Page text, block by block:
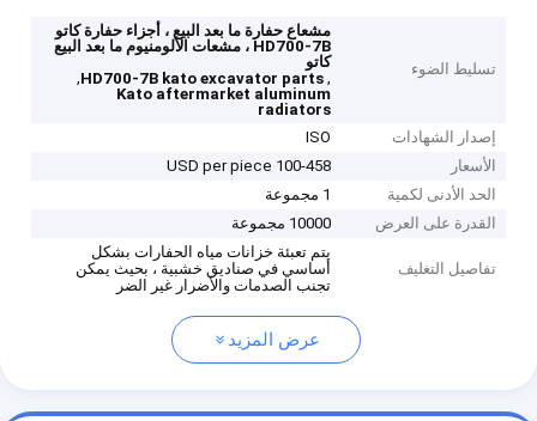
تسليط الضوء
مشعاع حفارة ما بعد البيع ، أجزاء حفارة كاتو
HD700-7B ، مشعات الألومنيوم ما بعد البيع
كاتو
,
HD700-7B kato excavator parts
,
Kato aftermarket aluminum
radiators
إصدار الشهادات
ISO
الأسعار
100-458 USD per piece
الحد الأدنى لكمية
1 مجموعة
القدرة على العرض
10000 مجموعة
تفاصيل التغليف
يتم تعبئة خزانات مياه الحفارات بشكل
أساسي في صناديق خشبية ، بحيث يمكن
تجنب الصدمات والأضرار غير الضر
عرض المزيد